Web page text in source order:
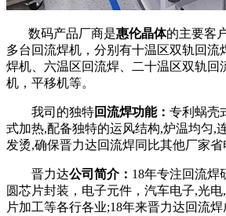
数码产品厂商是惠伦晶体的主要客
多台回流焊机，分别有十温区双轨回流
焊机、六温区回流焊、二十温区双轨回
机，平移机等。
我司的独特回流焊功能： 专利蜗壳
式加热,配备独特的运风结构,炉温均匀,
发烫,确保晋力达回流焊同比其他厂家省
晋力达公司简介： 18年专注回流焊
圆芯片封装，电子元件，汽车电子,光
片加工等各行各业;18年来晋力达回流